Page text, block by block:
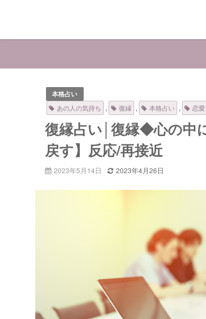
本格占い
あの人の気持ち , 復縁 , 本格占い , 恋愛
復縁占い│復縁◆心の中
戻す】反応/再接近
2023年5月14日 2023年4月26日